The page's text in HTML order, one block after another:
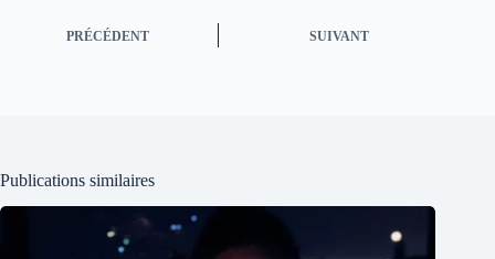
PRÉCÉDENT SUIVANT
Publications similaires